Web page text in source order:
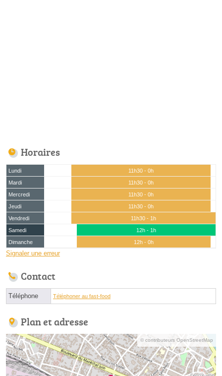
Horaires
Lundi
11h30 - 0h
Mardi
11h30 - 0h
Mercredi
11h30 - 0h
Jeudi
11h30 - 0h
Vendredi
11h30 - 1h
Samedi
12h - 1h
Dimanche
12h - 0h
Signaler une erreur
Contact
Téléphone Téléphoner au fast-food
Plan et adresse
© contributeurs OpenStreetMap